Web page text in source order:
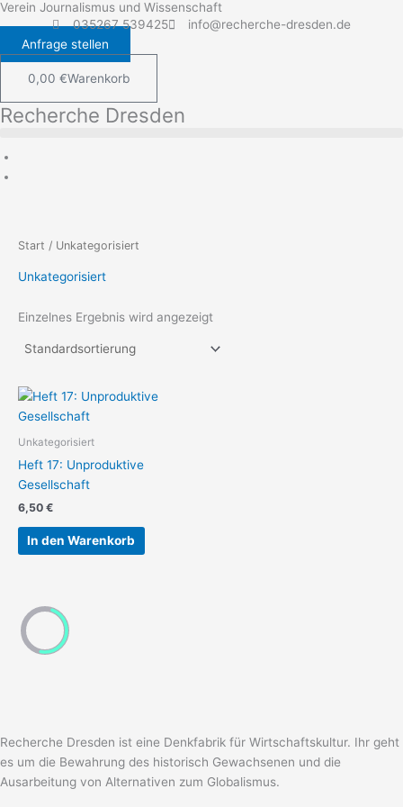
Zum
Inhalt
springen
Verein Journalismus und Wissenschaft
035267 539425
info@recherche-dresden.de
Anfrage stellen
0,00 €Warenkorb
Recherche Dresden
Start / Unkategorisiert
Unkategorisiert
Einzelnes Ergebnis wird angezeigt
Unkategorisiert
Heft 17: Unproduktive
Gesellschaft
6,50 €
In den Warenkorb
Recherche Dresden ist eine Denkfabrik für Wirtschaftskultur. Ihr geht
es um die Bewahrung des historisch Gewachsenen und die
Ausarbeitung von Alternativen zum Globalismus.